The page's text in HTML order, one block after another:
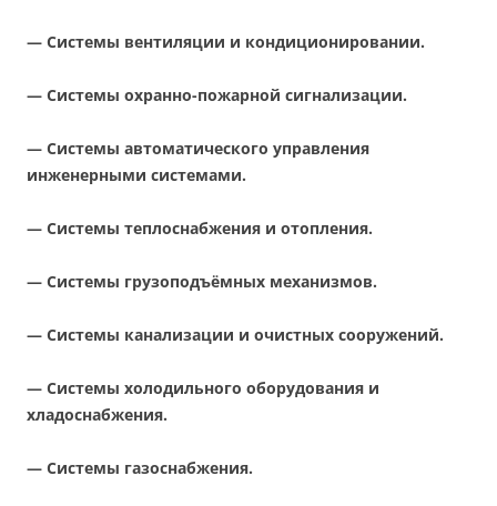
— Системы вентиляции и кондиционировании.
— Системы охранно-пожарной сигнализации.
— Системы автоматического управления
инженерными системами.
— Системы теплоснабжения и отопления.
— Системы грузоподъёмных механизмов.
— Системы канализации и очистных сооружений.
— Системы холодильного оборудования и
хладоснабжения.
— Системы газоснабжения.